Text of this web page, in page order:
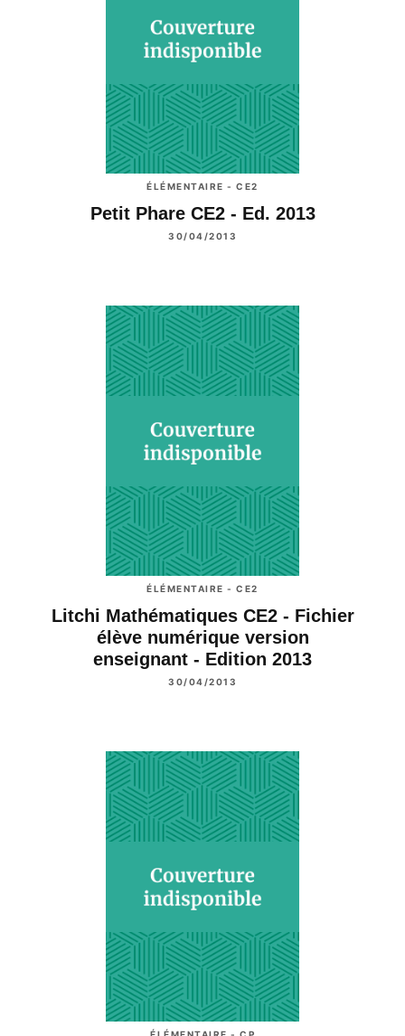
ÉLÉMENTAIRE - CE2
Petit Phare CE2 - Ed. 2013
30/04/2013
ÉLÉMENTAIRE - CE2
Litchi Mathématiques CE2 - Fichier
élève numérique version
enseignant - Edition 2013
30/04/2013